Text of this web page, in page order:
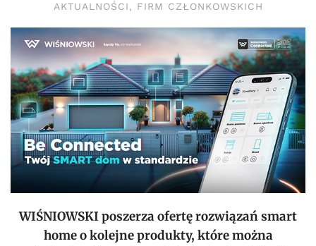
AKTUALNOŚCI, FIRM CZŁONKOWSKICH
WIŚNIOWSKI poszerza ofertę rozwiązań smart
home o kolejne produkty, które można